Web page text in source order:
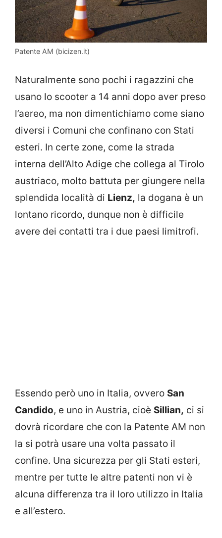
Patente AM (bicizen.it)
Naturalmente sono pochi i ragazzini che
usano lo scooter a 14 anni dopo aver preso
l’aereo, ma non dimentichiamo come siano
diversi i Comuni che confinano con Stati
esteri. In certe zone, come la strada
interna dell’Alto Adige che collega al Tirolo
austriaco, molto battuta per giungere nella
splendida località di Lienz, la dogana è un
lontano ricordo, dunque non è difficile
avere dei contatti tra i due paesi limitrofi.
Essendo però uno in Italia, ovvero San
Candido, e uno in Austria, cioè Sillian, ci si
dovrà ricordare che con la Patente AM non
la si potrà usare una volta passato il
confine. Una sicurezza per gli Stati esteri,
mentre per tutte le altre patenti non vi è
alcuna differenza tra il loro utilizzo in Italia
e all’estero.